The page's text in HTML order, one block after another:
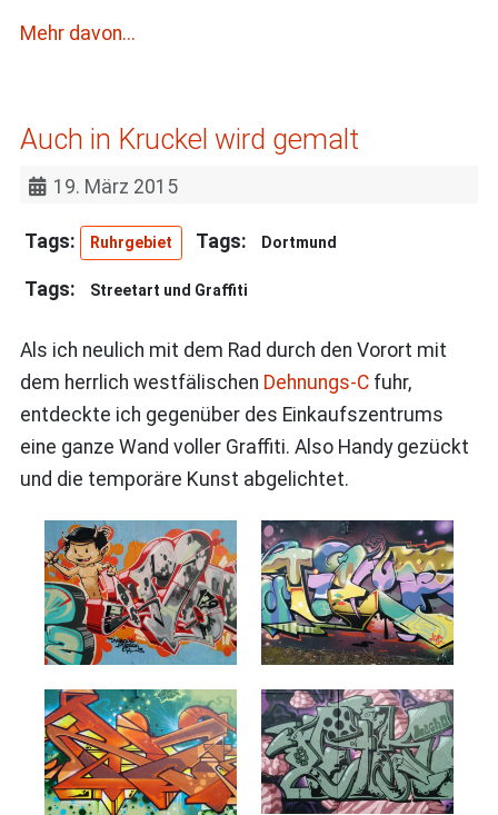
Mehr davon...
Auch in Kruckel wird gemalt
19. März 2015
Ruhrgebiet Dortmund
Streetart und Graffiti
Als ich neulich mit dem Rad durch den Vorort mit
dem herrlich westfälischen Dehnungs-Cfuhr,
entdeckte ich gegenüber des Einkaufszentrums
eine ganze Wand voller Graffiti. Also Handy gezückt
und die temporäre Kunst abgelichtet.